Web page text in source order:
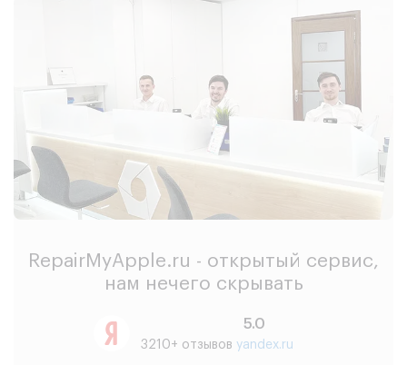
RepairMyApple.ru - открытый сервис,
нам нечего скрывать
5.0
3210+ отзывов yandex.ru